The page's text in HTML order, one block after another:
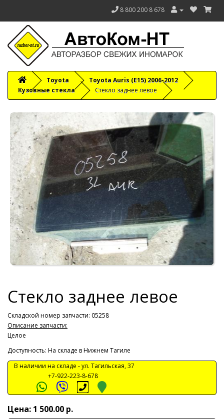
8 800 200 8 678
Toyota
Toyota Auris (E15) 2006-2012
Кузовные стекла
Стекло заднее левое
Стекло заднее левое
Складской номер запчасти: 05258
Описание запчасти:
Целое
Доступность: На складе в Нижнем Тагиле
В наличии на складе -ул. Тагильская, 37
+7-922-223-8-678
Цена: 1 500.00 р.